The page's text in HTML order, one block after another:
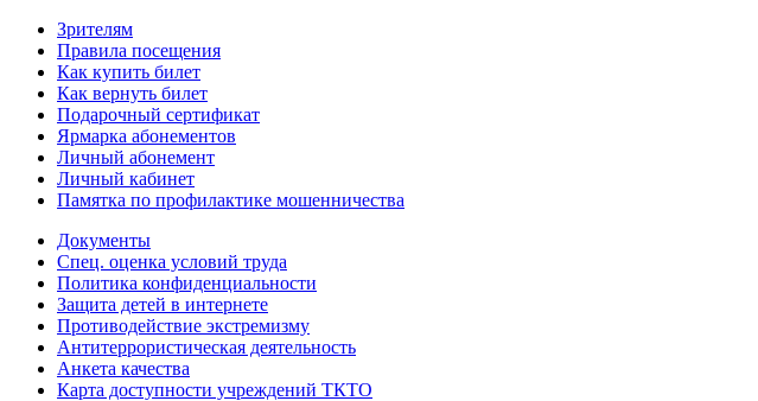
Зрителям
Правила посещения
Как купить билет
Как вернуть билет
Подарочный сертификат
Ярмарка абонементов
Личный абонемент
Личный кабинет
Памятка по профилактике мошенничества
Документы
Спец. оценка условий труда
Политика конфиденциальности
Защита детей в интернете
Противодействие экстремизму
Антитеррористическая деятельность
Анкета качества
Карта доступности учреждений ТКТО